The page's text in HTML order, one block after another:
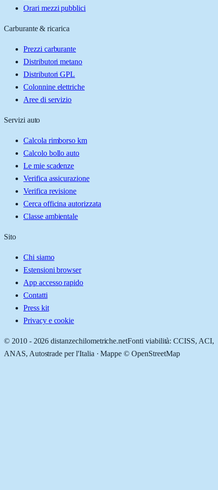
Orari mezzi pubblici
Carburante & ricarica
Prezzi carburante
Distributori metano
Distributori GPL
Colonnine elettriche
Aree di servizio
Servizi auto
Calcola rimborso km
Calcolo bollo auto
Le mie scadenze
Verifica assicurazione
Verifica revisione
Cerca officina autorizzata
Classe ambientale
Sito
Chi siamo
Estensioni browser
App accesso rapido
Contatti
Press kit
Privacy e cookie
© 2010 - 2026 distanzechilometriche.netFonti viabilità: CCISS, ACI,
ANAS, Autostrade per l'Italia · Mappe © OpenStreetMap